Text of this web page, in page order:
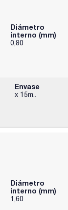
Diámetro
interno (mm)
0,80
Envase
x 15m..
Diámetro
interno (mm)
1,60